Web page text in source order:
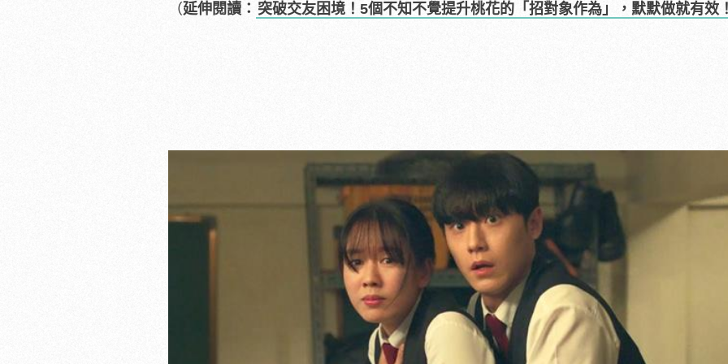
（延伸閱讀： 突破交友困境！5個不知不覺提升桃花的「招對象作為」，默默做就有效